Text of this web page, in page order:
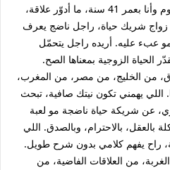
شنو تريد من الزواج الحقيقي. اليوم وأنا بعمر 41 سنة، ما أدوّر علاقة،
زواج شريك حياة، راجل ناضج يعرف
عبء عليه. أريده راجل يتحمّل
الحياة الزوجية بمعناها الصح.
من الخليج، من مصر، من المغرب،
اللي يهمني تكون نيتك صافية، تبحث
عن شريكة حياة ناضجة مو لعبة
بالعقل، بالاحترام، وبالصدق. اللي
راح يفهم كلامي بدون شرح طويل.
من العلاقات الفاضية، من